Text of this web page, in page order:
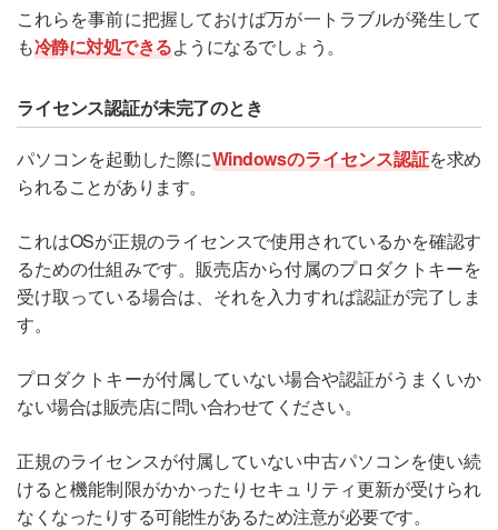
これらを事前に把握しておけば万が一トラブルが発生して
も冷静に対処できるようになるでしょう。
ライセンス認証が未完了のとき
パソコンを起動した際にWindowsのライセンス認証を求め
られることがあります。
これはOSが正規のライセンスで使用されているかを確認す
るための仕組みです。販売店から付属のプロダクトキーを
受け取っている場合は、それを入力すれば認証が完了しま
す。
プロダクトキーが付属していない場合や認証がうまくいか
ない場合は販売店に問い合わせてください。
正規のライセンスが付属していない中古パソコンを使い続
けると機能制限がかかったりセキュリティ更新が受けられ
なくなったりする可能性があるため注意が必要です。